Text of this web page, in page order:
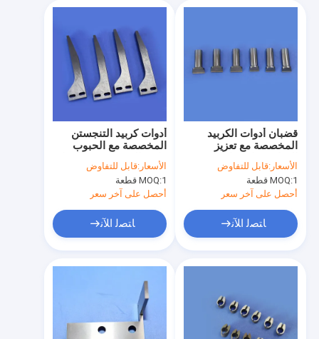
أشرطة فيديو
أدوات كربيد التنجستن
المخصصة مع الحبوب
فائقة الدقة لتصنيع المواد
عالية الصلابة المصنوعة
وفقًا لرسوماتك
الأسعار:قابل للتفاوض
MOQ:1 قطعة
أحصل على آخر سعر
ﺎﺘﺼﻟ ﺍﻶﻧ
قضبان أدوات الكربيد
المخصصة مع تعزيز
المتانة مقاومة ارتداء
عالية وأبعاد قابلة
للتخصيص
الأسعار:قابل للتفاوض
MOQ:1 قطعة
أحصل على آخر سعر
ﺎﺘﺼﻟ ﺍﻶﻧ